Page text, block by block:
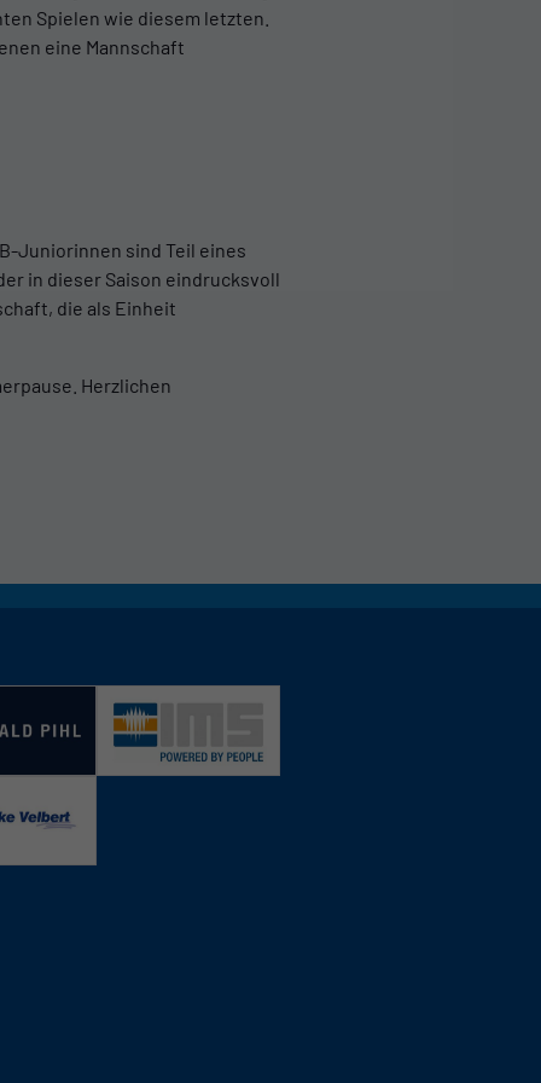
Spielen wie diesem letzten.
eine Mannschaft
Juniorinnen sind Teil eines
in dieser Saison eindrucksvoll
die als Einheit
Herzlichen